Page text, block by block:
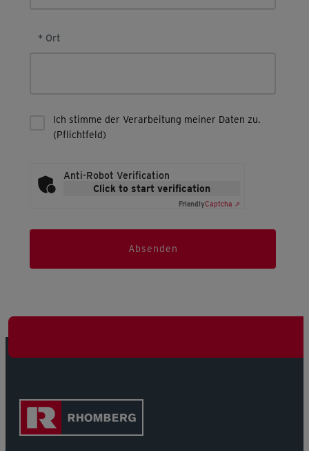
* Ort
Ich stimme der Verarbeitung meiner Daten zu.
(Pflichtfeld)
Anti-Robot Verification
Click to start verification
FriendlyCaptcha ⇗
Absenden